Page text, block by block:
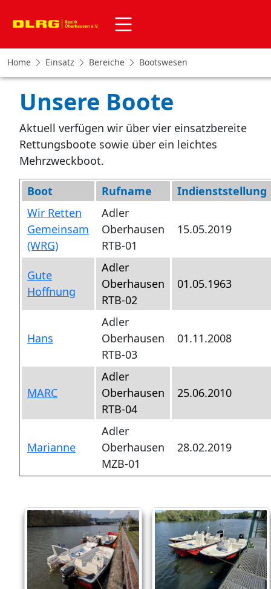
Home Einsatz Bereiche Bootswesen
Unsere Boote
Aktuell verfügen wir über vier einsatzbereite
Rettungsboote sowie über ein leichtes
Mehrzweckboot.
Boot Rufname
Indienststellung
Wir Retten
Gemeinsam
(WRG)
Adler
Oberhausen
RTB-01
15.05.2019
Gute
Hoffnung
Adler
Oberhausen
RTB-02
01.05.1963
Hans
Adler
Oberhausen
RTB-03
01.11.2008
MARC
Adler
Oberhausen
RTB-04
25.06.2010
Marianne
Adler
Oberhausen
MZB-01
28.02.2019